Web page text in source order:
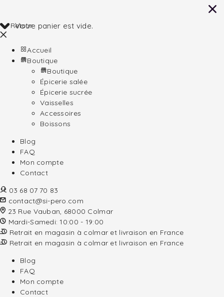
Votre panier est vide.
Retour
Accueil
Boutique
Boutique
Épicerie salée
Épicerie sucrée
Vaisselles
Accessoires
Boissons
Blog
FAQ
Mon compte
Contact
03 68 07 70 83
contact@si-pero.com
23 Rue Vauban, 68000 Colmar
Mardi-Samedi: 10:00 - 19:00
Retrait en magasin à colmar et livraison en France
Retrait en magasin à colmar et livraison en France
Blog
FAQ
Mon compte
Contact